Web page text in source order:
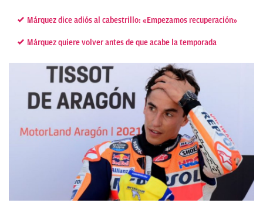
Márquez dice adiós al cabestrillo: «Empezamos recuperación»
Márquez quiere volver antes de que acabe la temporada